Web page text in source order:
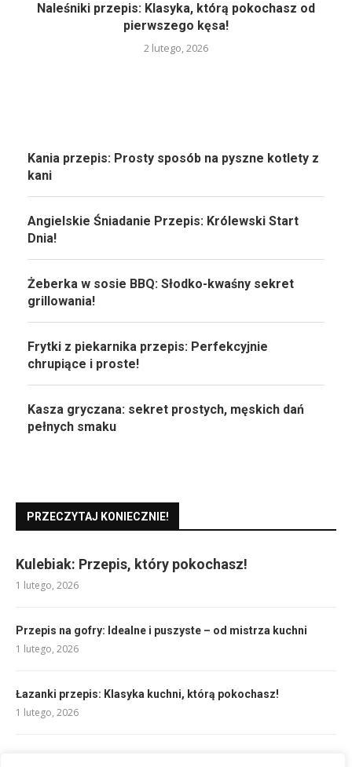
Naleśniki przepis: Klasyka, którą pokochasz od
pierwszego kęsa!
2 lutego, 2026
Kania przepis: Prosty sposób na pyszne kotlety z
kani
Angielskie Śniadanie Przepis: Królewski Start
Dnia!
Żeberka w sosie BBQ: Słodko-kwaśny sekret
grillowania!
Frytki z piekarnika przepis: Perfekcyjnie
chrupiące i proste!
Kasza gryczana: sekret prostych, męskich dań
pełnych smaku
PRZECZYTAJ KONIECZNIE!
Kulebiak: Przepis, który pokochasz!
1 lutego, 2026
Przepis na gofry: Idealne i puszyste – od mistrza kuchni
1 lutego, 2026
Łazanki przepis: Klasyka kuchni, którą pokochasz!
1 lutego, 2026